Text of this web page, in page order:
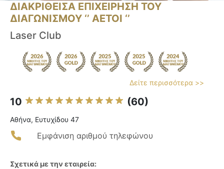
ΔΙΑΚΡΙΘΕΙΣΑ ΕΠΙΧΕΙΡΗΣΗ ΤΟΥ
ΔΙΑΓΩΝΙΣΜΟΥ ‘’ ΑΕΤΟΙ ‘’
Laser Club
Δείτε περισσότερα >>
10 (60)
Αθήνα, Ευτυχίδου 47
Εμφάνιση αριθμού τηλεφώνου
Σχετικά με την εταιρεία: